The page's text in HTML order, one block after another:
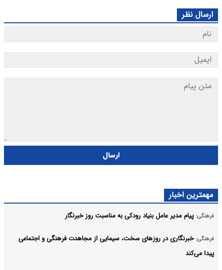
ارسال نظر
ارسال
مهمترین اخبار
فرهنگی: پیام مدیر عامل بنیاد رودکی به مناسبت روز خبرنگار
فرهنگی: خبرنگاری در روزهای سخت، سیمایی از مجاهدت فرهنگی و اجتماعی
پیدا می‌کند